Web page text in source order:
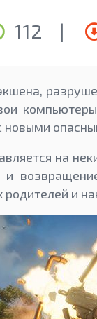
112 |
новыми
на
и
и